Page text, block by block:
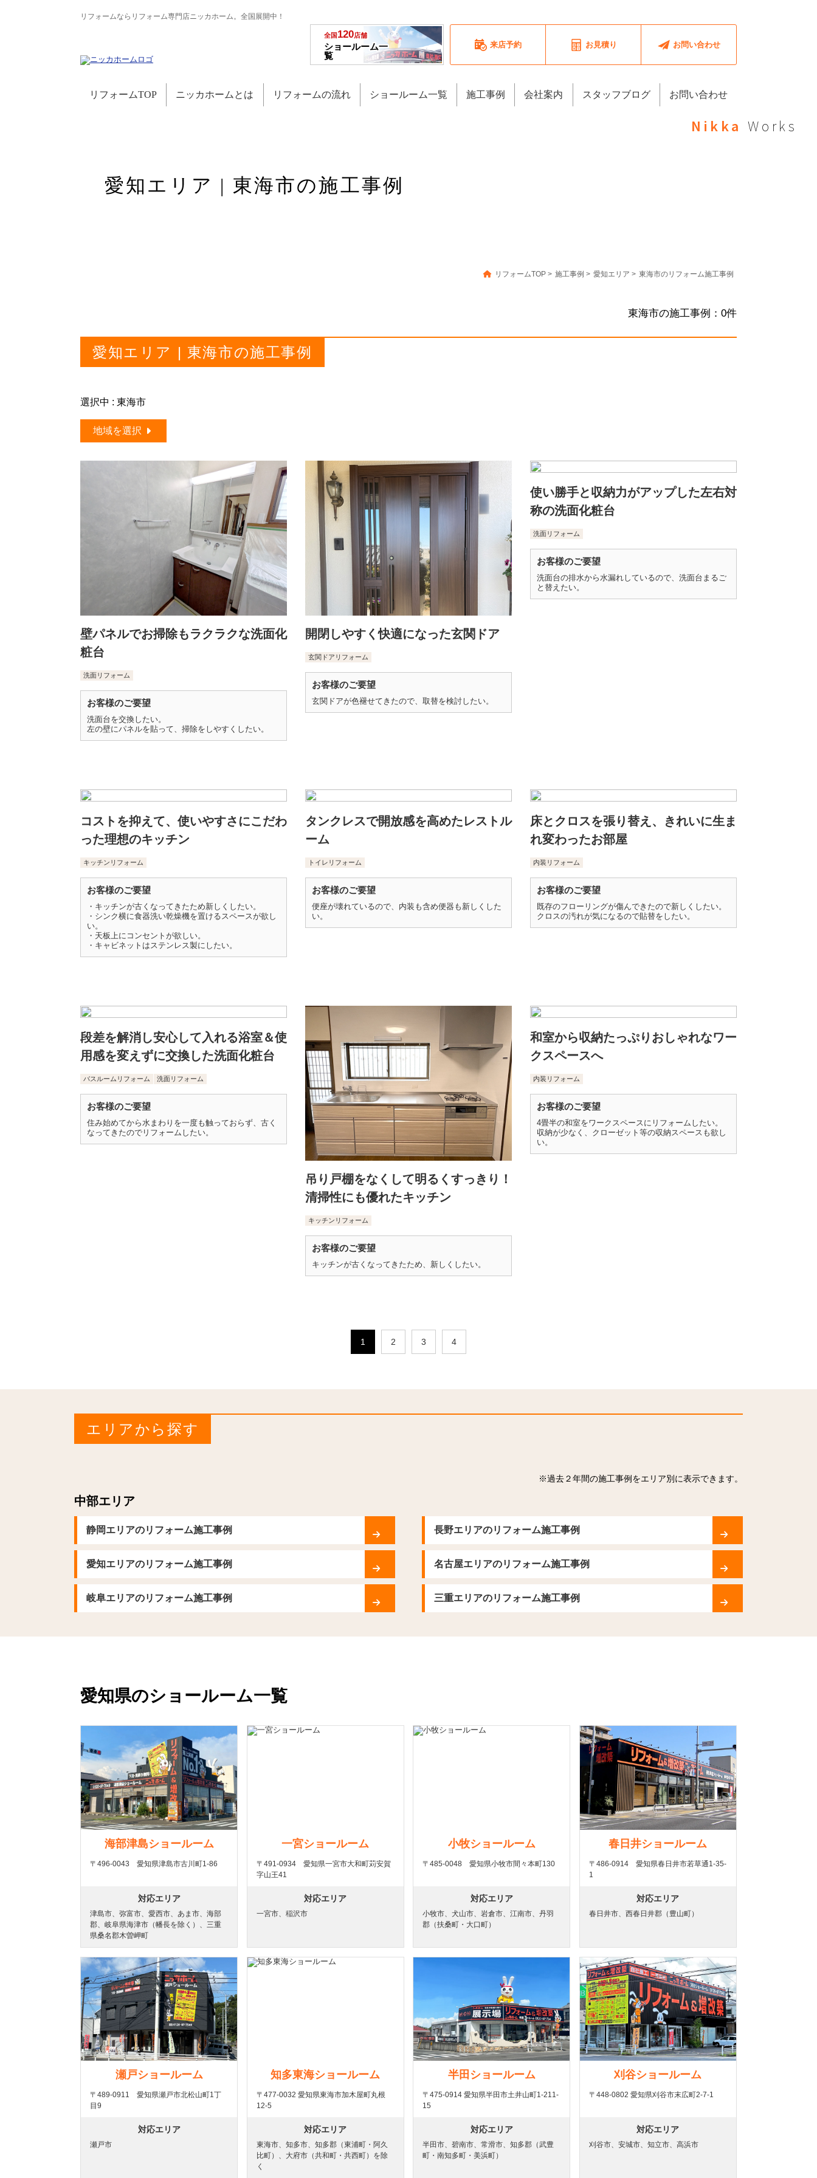
リフォームならリフォーム専門店ニッカホーム。全国展開中！
全国120店舗
ショールーム一
覧
来店予約 お見積り お問い合わせ
リフォームTOP ニッカホームとは リフォームの流れ ショールーム一覧 施工事例 会社案内 スタッフブログ お問い合わせ
Nikka Works
愛知エリア | 東海市の施工事例
リフォームTOP > 施工事例 > 愛知エリア > 東海市のリフォーム施工事例
東海市の施工事例： 0件
愛知エリア | 東海市の施工事例
選択中 : 東海市
地域を選択
壁パネルでお掃除もラクラクな洗面化
粧台
洗面リフォーム
お客様のご要望
洗面台を交換したい。
左の壁にパネルを貼って、掃除をしやすくしたい。
開閉しやすく快適になった玄関ドア
玄関ドアリフォーム
お客様のご要望
玄関ドアが色褪せてきたので、取替を検討したい。
使い勝手と収納力がアップした左右対
称の洗面化粧台
洗面リフォーム
お客様のご要望
洗面台の排水から水漏れしているので、洗面台まるご
と替えたい。
コストを抑えて、使いやすさにこだわ
った理想のキッチン
キッチンリフォーム
お客様のご要望
・キッチンが古くなってきたため新しくしたい。
・シンク横に食器洗い乾燥機を置けるスペースが欲し
い。
・天板上にコンセントが欲しい。
・キャビネットはステンレス製にしたい。
タンクレスで開放感を高めたレストル
ーム
トイレリフォーム
お客様のご要望
便座が壊れているので、内装も含め便器も新しくした
い。
床とクロスを張り替え、きれいに生ま
れ変わったお部屋
内装リフォーム
お客様のご要望
既存のフローリングが傷んできたので新しくしたい。
クロスの汚れが気になるので貼替をしたい。
段差を解消し安心して入れる浴室＆使
用感を変えずに交換した洗面化粧台
バスルームリフォーム 洗面リフォーム
お客様のご要望
住み始めてから水まわりを一度も触っておらず、古く
なってきたのでリフォームしたい。
吊り戸棚をなくして明るくすっきり！
清掃性にも優れたキッチン
キッチンリフォーム
お客様のご要望
キッチンが古くなってきたため、新しくしたい。
和室から収納たっぷりおしゃれなワー
クスペースへ
内装リフォーム
お客様のご要望
4畳半の和室をワークスペースにリフォームしたい。
収納が少なく、クローゼット等の収納スペースも欲し
い。
1 2 3 4
エリアから探す
※過去２年間の施工事例をエリア別に表示できます。
中部エリア
静岡エリアのリフォーム施工事例 長野エリアのリフォーム施工事例
愛知エリアのリフォーム施工事例 名古屋エリアのリフォーム施工事例
岐阜エリアのリフォーム施工事例 三重エリアのリフォーム施工事例
愛知県のショールーム一覧
海部津島ショールーム
〒496-0043 愛知県津島市古川町1-86
対応エリア
津島市、弥富市、愛西市、あま市、海部
郡、岐阜県海津市（幡長を除く）、三重
県桑名郡木曽岬町
一宮ショールーム
〒491-0934 愛知県一宮市大和町苅安賀
字山王41
対応エリア
一宮市、稲沢市
小牧ショールーム
〒485-0048 愛知県小牧市間々本町130
対応エリア
小牧市、犬山市、岩倉市、江南市、丹羽
郡（扶桑町・大口町）
春日井ショールーム
〒486-0914 愛知県春日井市若草通1-35-
1
対応エリア
春日井市、西春日井郡（豊山町）
瀬戸ショールーム
〒489-0911 愛知県瀬戸市北松山町1丁
目9
対応エリア
瀬戸市
知多東海ショールーム
〒477-0032 愛知県東海市加木屋町丸根
12-5
対応エリア
東海市、知多市、知多郡（東浦町・阿久
比町）、大府市（共和町・共西町）を除
く
半田ショールーム
〒475-0914 愛知県半田市土井山町1-211-
15
対応エリア
半田市、碧南市、常滑市、知多郡（武豊
町・南知多町・美浜町）
刈谷ショールーム
〒448-0802 愛知県刈谷市末広町2-7-1
対応エリア
刈谷市、安城市、知立市、高浜市